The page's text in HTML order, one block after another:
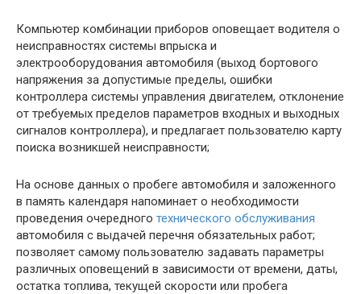
Компьютер комбинации приборов оповещает водителя о
неисправностях системы впрыска и
электрооборудования автомобиля (выход бортового
напряжения за допустимые пределы, ошибки
контроллера системы управления двигателем, отклонение
от требуемых пределов параметров входных и выходных
сигналов контроллера), и предлагает пользователю карту
поиска возникшей неисправности;
На основе данных о пробеге автомобиля и заложенного
в память календаря напоминает о необходимости
проведения очередного технического обслуживания
автомобиля с выдачей перечня обязательных работ;
позволяет самому пользователю задавать параметры
различных оповещений в зависимости от времени, даты,
остатка топлива, текущей скорости или пробега